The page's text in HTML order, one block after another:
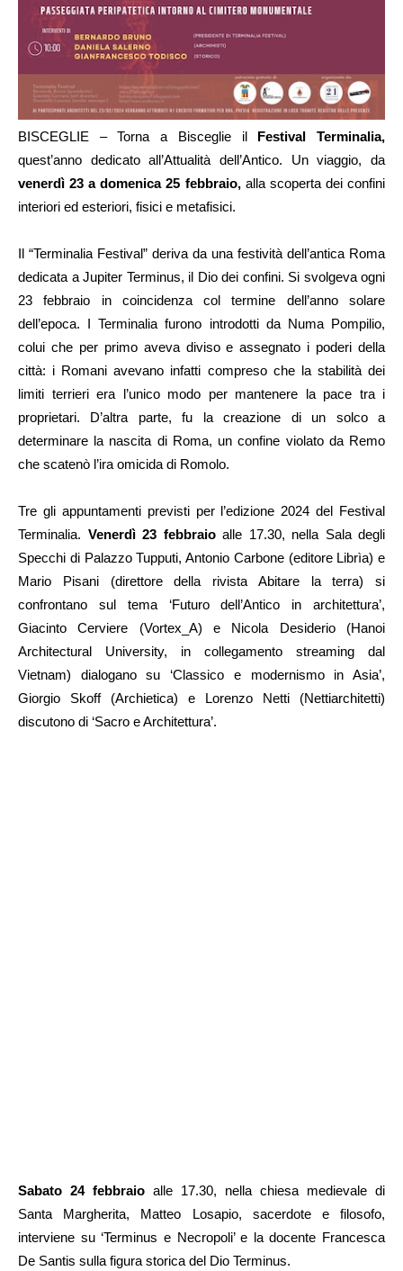
BISCEGLIE – Torna a Bisceglie ilFestival Terminalia,
quest’anno dedicato all’Attualità dell’Antico. Un viaggio, da
venerdì 23 a domenica 25 febbraio,alla scoperta dei confini
interiori ed esteriori, fisici e metafisici.
Il “Terminalia Festival” deriva da una festività dell’antica Roma
dedicata a Jupiter Terminus, il Dio dei confini. Si svolgeva ogni
23 febbraio in coincidenza col termine dell’anno solare
dell’epoca. I Terminalia furono introdotti da Numa Pompilio,
colui che per primo aveva diviso e assegnato i poderi della
città: i Romani avevano infatti compreso che la stabilità dei
limiti terrieri era l’unico modo per mantenere la pace tra i
proprietari. D’altra parte, fu la creazione di un solco a
determinare la nascita di Roma, un confine violato da Remo
che scatenò l’ira omicida di Romolo.
Tre gli appuntamenti previsti per l’edizione 2024 del Festival
Terminalia. Venerdì 23 febbraioalle 17.30, nella Sala degli
Specchi di Palazzo Tupputi, Antonio Carbone (editore Librìa) e
Mario Pisani (direttore della rivista Abitare la terra) si
confrontano sul tema ‘Futuro dell’Antico in architettura’,
Giacinto Cerviere (Vortex_A) e Nicola Desiderio (Hanoi
Architectural University, in collegamento streaming dal
Vietnam) dialogano su ‘Classico e modernismo in Asia’,
Giorgio Skoff (Archietica) e Lorenzo Netti (Nettiarchitetti)
discutono di ‘Sacro e Architettura’.
Sabato 24 febbraio alle 17.30, nella chiesa medievale di
Santa Margherita, Matteo Losapio, sacerdote e filosofo,
interviene su ‘Terminus e Necropoli’ e la docente Francesca
De Santis sulla figura storica del Dio Terminus.